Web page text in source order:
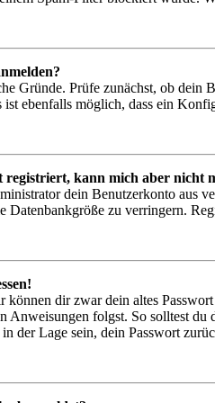
Gründe. Prüfe zunächst, ob dein
ist ebenfalls möglich, dass ein
kann mich aber nicht
dein Benutzerkonto aus
Datenbankgröße zu verringern.
dir zwar dein altes
Anweisungen folgst. So solltest
der Lage sein, dein Passwort